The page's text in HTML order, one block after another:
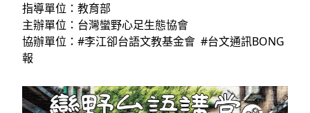
指導單位：教育部
主辦單位：台灣蠻野心足生態協會
協辦單位：#李江卻台語文教基金會 #台文通訊BONG
報